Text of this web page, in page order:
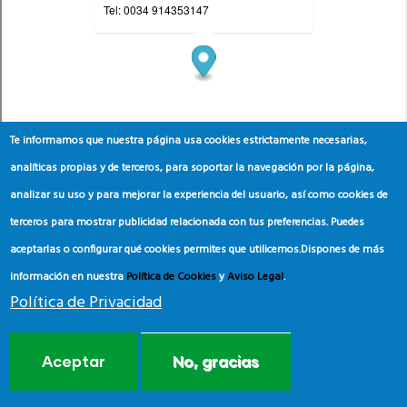
Te informamos que nuestra página usa cookies estrictamente necesarias,
analíticas propias y de terceros, para soportar la navegación por la página,
analizar su uso y para mejorar la experiencia del usuario, así como cookies de
terceros para mostrar publicidad relacionada con tus preferencias. Puedes
aceptarlas o configurar qué cookies permites que utilicemos.Dispones de más
información en nuestra Política de CookiesyAviso Legal.
Política de Privacidad
Aceptar No, gracias